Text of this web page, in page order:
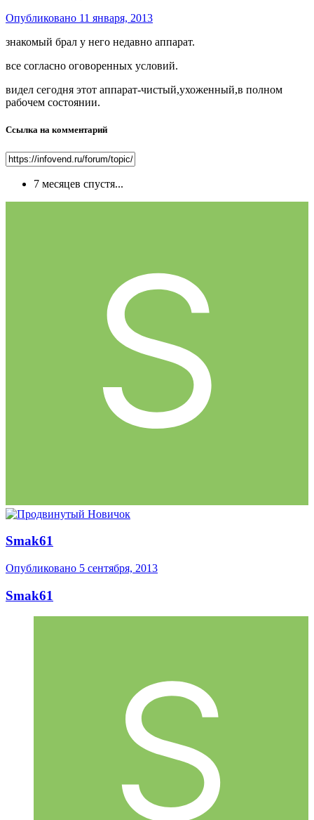
Опубликовано 11 января, 2013
знакомый брал у него недавно аппарат.
все согласно оговоренных условий.
видел сегодня этот аппарат-чистый,ухоженный,в полном
рабочем состоянии.
Ссылка на комментарий
7 месяцев спустя...
Smak61
Опубликовано 5 сентября, 2013
Smak61